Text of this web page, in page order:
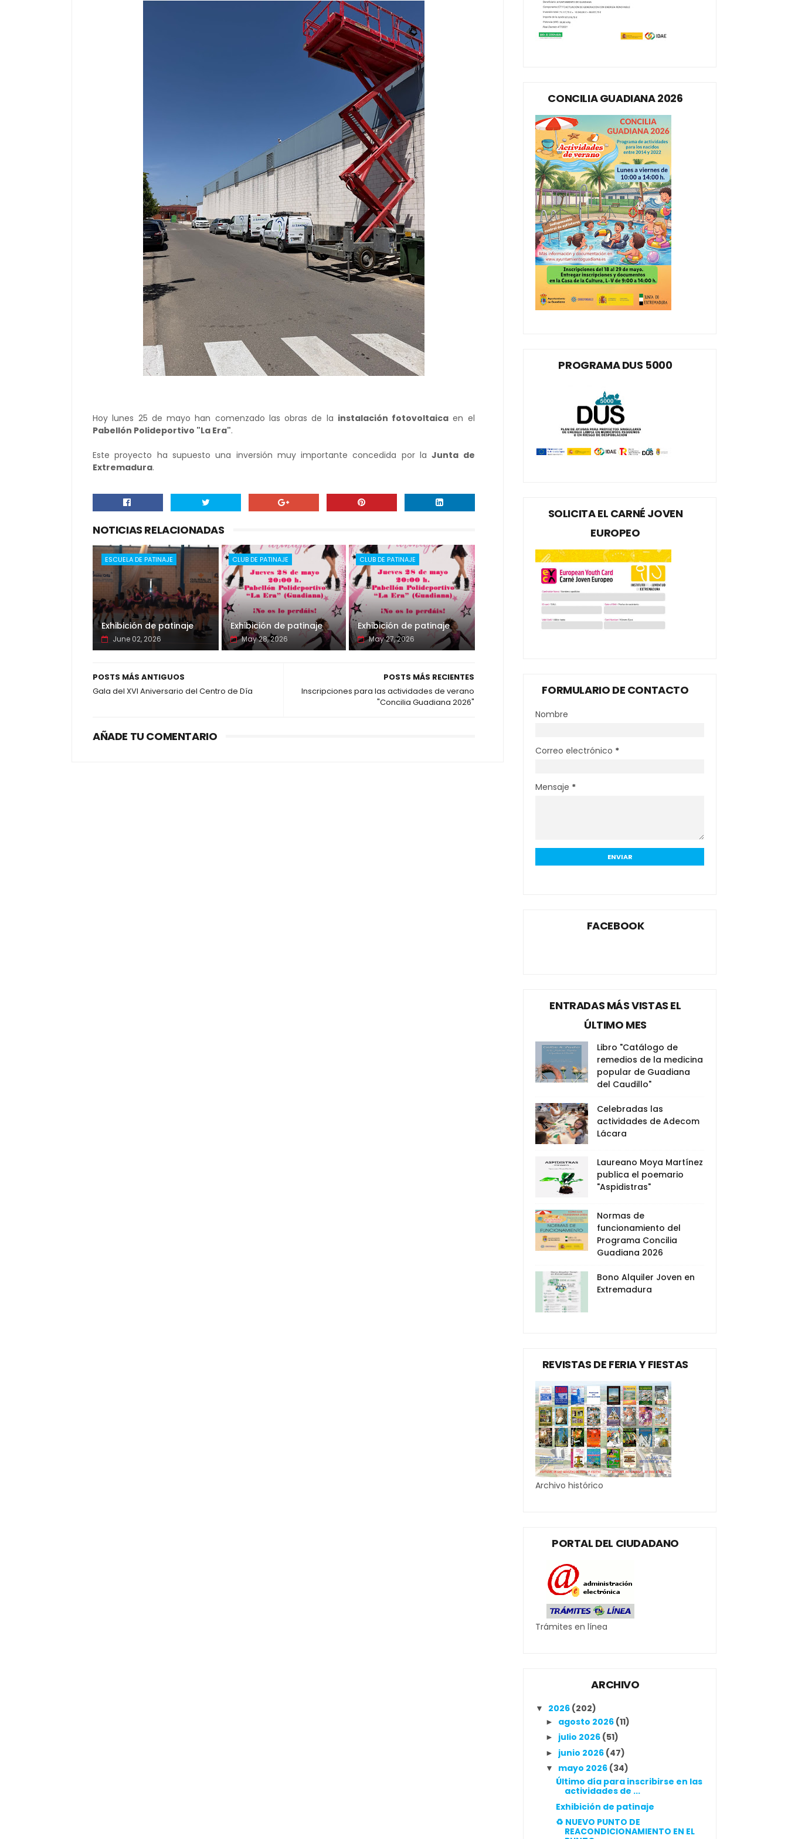
Hoy lunes 25 de mayo han comenzado las obras de la instalación fotovoltaica en el
Pabellón Polideportivo "La Era".
Este proyecto ha supuesto una inversión muy importante concedida por laJunta de
Extremadura.
NOTICIAS RELACIONADAS
ESCUELA DE PATINAJE
Exhibición de patinaje
June 02, 2026
CLUB DE PATINAJE
Exhibición de patinaje
May 28, 2026
CLUB DE PATINAJE
Exhibición de patinaje
May 27, 2026
POSTS MÁS RECIENTES
Inscripciones para las actividades de verano
"Concilia Guadiana 2026"
POSTS MÁS ANTIGUOS
Gala del XVI Aniversario del Centro de Día
AÑADE TU COMENTARIO
CONCILIA GUADIANA 2026
PROGRAMA DUS 5000
SOLICITA EL CARNÉ JOVEN
EUROPEO
FORMULARIO DE CONTACTO
Nombre
Correo electrónico *
Mensaje *
FACEBOOK
ENTRADAS MÁS VISTAS EL
ÚLTIMO MES
Libro "Catálogo de
remedios de la medicina
popular de Guadiana
del Caudillo"
Celebradas las
actividades de Adecom
Lácara
Laureano Moya Martínez
publica el poemario
"Aspidistras"
Normas de
funcionamiento del
Programa Concilia
Guadiana 2026
Bono Alquiler Joven en
Extremadura
REVISTAS DE FERIA Y FIESTAS
Archivo histórico
PORTAL DEL CIUDADANO
Trámites en línea
ARCHIVO
▼ 2026 (202)
► agosto 2026 (11)
► julio 2026 (51)
► junio 2026 (47)
▼ mayo 2026 (34)
Último día para inscribirse en las
actividades de ...
Exhibición de patinaje
♻️ NUEVO PUNTO DE
REACONDICIONAMIENTO EN EL